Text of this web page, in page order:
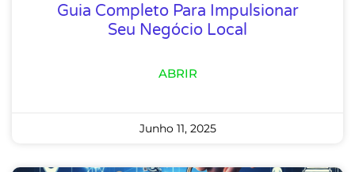
Guia Completo Para Impulsionar
Seu Negócio Local
ABRIR
Junho 11, 2025